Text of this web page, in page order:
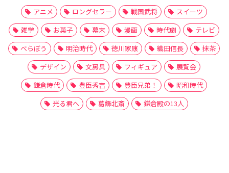
アニメ
ロングセラー 戦国武将
スイーツ
雑学
お菓子 幕末 漫画 時代劇
テレビ
べらぼう
明治時代 徳川家康 織田信長
抹茶
デザイン
文房具 フィギュア
展覧会
鎌倉時代
豊臣秀吉 豊臣兄弟！
昭和時代
光る君へ
葛飾北斎 鎌倉殿の13人